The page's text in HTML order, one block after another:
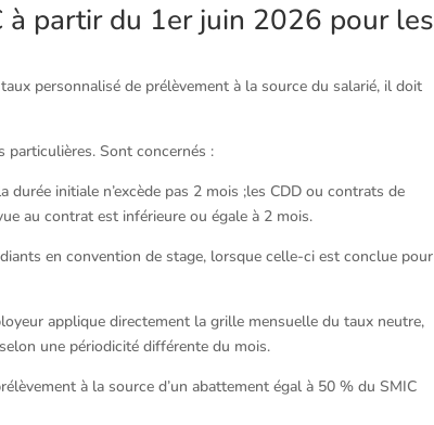
partir du 1er juin 2026 pour les
personnalisé de prélèvement à la source du salarié, il doit
particulières. Sont concernés :
initiale n’excède pas 2 mois ;les CDD ou contrats de
au contrat est inférieure ou égale à 2 mois.
en convention de stage, lorsque celle-ci est conclue pour
applique directement la grille mensuelle du taux neutre,
une périodicité différente du mois.
à la source d’un abattement égal à 50 % du SMIC